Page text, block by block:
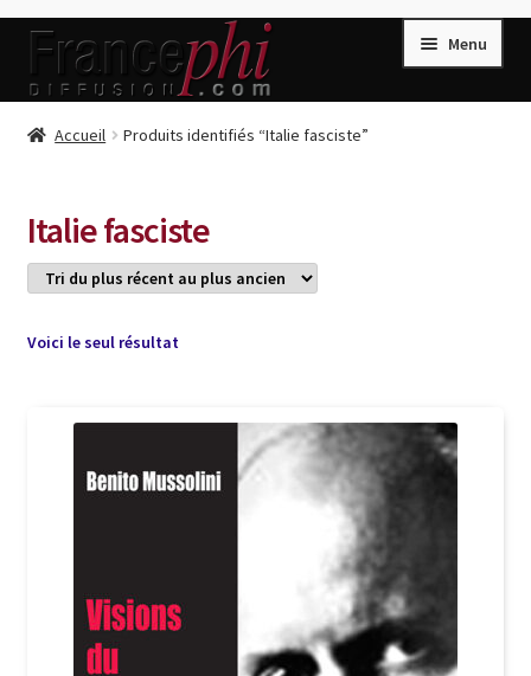
Aller
la
Aller
contenu
Menu
Accueil
Conditions de Vente
Connection
Listes d’Envies
Livres de Peter Randa
Newsletter
Nous Contacter
Accueil Produits identifiés “Italie fasciste”
Italie fasciste
Voici le seul résultat